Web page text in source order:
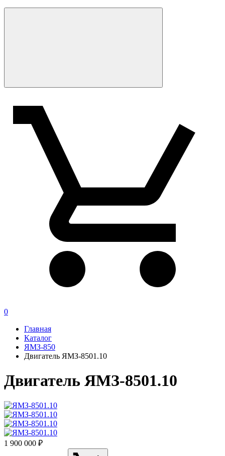
0
Главная
Каталог
ЯМЗ-850
Двигатель ЯМЗ-8501.10
Двигатель ЯМЗ-8501.10
1 900 000 ₽